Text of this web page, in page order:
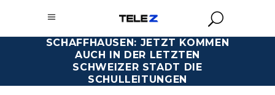
SCHAFFHAUSEN: JETZT KOMMEN
AUCH IN DER LETZTEN
SCHWEIZER STADT DIE
SCHULLEITUNGEN